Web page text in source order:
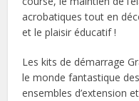
acrobatiques tout en
et le plaisir éducatif !
Les kits de démarrage
le monde fantastique
ensembles d’extension